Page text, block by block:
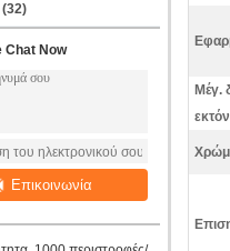
(32)
Chat Now
Επικοινωνία
Μέγ.